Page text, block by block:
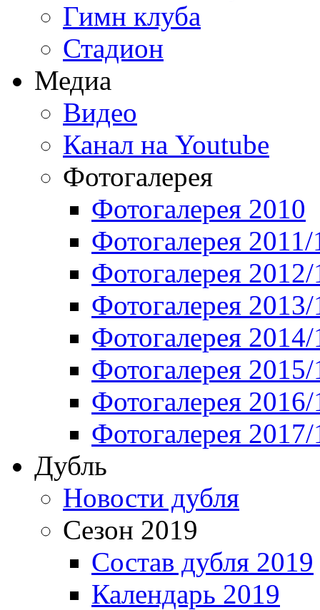
Гимн клуба
Стадион
Медиа
Видео
Канал на Youtube
Фотогалерея
Фотогалерея 2010
Фотогалерея 2011/
Фотогалерея
Фотогалерея
Фотогалерея
Фотогалерея
Фотогалерея
Фотогалерея
Дубль
Новости дубля
Сезон 2019
Состав дубля 2019
Календарь 2019